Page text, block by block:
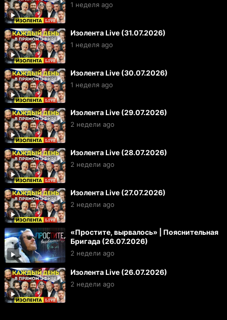
1 неделя ago
Изолента Live (31.07.2026)
1 неделя ago
Изолента Live (30.07.2026)
1 неделя ago
Изолента Live (29.07.2026)
2 недели ago
Изолента Live (28.07.2026)
2 недели ago
Изолента Live (27.07.2026)
2 недели ago
«Простите, вырвалось» | Пояснительная
Бригада (26.07.2026)
2 недели ago
Изолента Live (26.07.2026)
2 недели ago